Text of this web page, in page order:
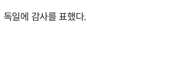
일에 감사를 표했다.